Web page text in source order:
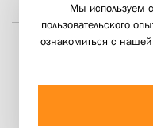
Мы используем
пользовательского
ознакомиться с нашей